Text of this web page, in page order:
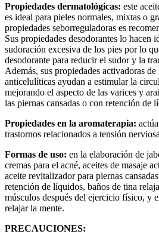
Propiedades dermatológicas: este
es ideal para pieles normales, mixtas o
propiedades seborreguladoras es
Sus propiedades desodorantes lo hacen
sudoración excesiva de los pies por lo
desodorante para reducir el sudor y la
Además, sus propiedades activadoras
anticelulíticas ayudan a estimular la
mejorando el aspecto de las varices y
las piernas cansadas o con retención de
Propiedades en la aromaterapia:
trastornos relacionados a tensión
Formas de uso: en la elaboración de
cremas para el acné, aceites de masaje
aceite revitalizador para piernas
retención de líquidos, baños de tina
músculos después del ejercicio físico, y
relajar la mente.
PRECAUCIONES: